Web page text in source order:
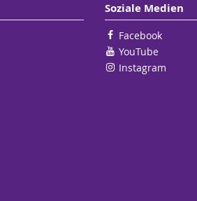
Soziale Medien
Facebook
YouTube
Instagram